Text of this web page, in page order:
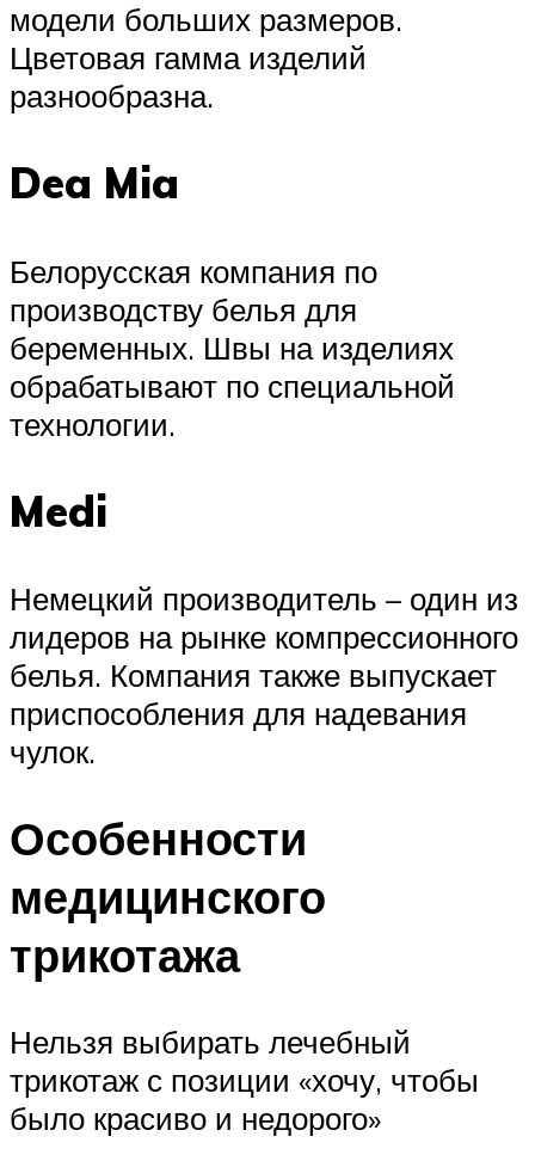
модели больших размеров.
Цветовая гамма изделий
разнообразна.
Dea Mia
Белорусская компания по
производству белья для
беременных. Швы на изделиях
обрабатывают по специальной
технологии.
Medi
Немецкий производитель – один из
лидеров на рынке компрессионного
белья. Компания также выпускает
приспособления для надевания
чулок.
Особенности
медицинского
трикотажа
Нельзя выбирать лечебный
трикотаж с позиции «хочу, чтобы
было красиво и недорого»